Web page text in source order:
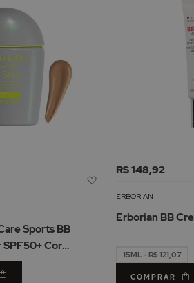
Sports BB
Cor
R$ 148,92
ERBORIAN
Erborian BB
15ML - R$ 121,07
COMPRAR